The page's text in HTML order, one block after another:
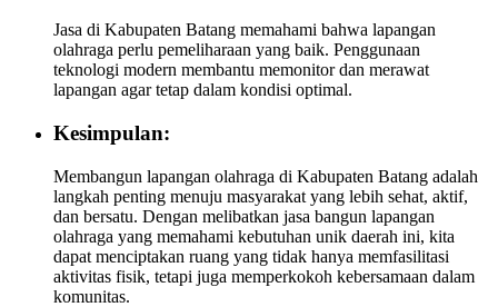
Jasa di Kabupaten Batang memahami bahwa lapangan
olahraga perlu pemeliharaan yang baik. Penggunaan
teknologi modern membantu memonitor dan merawat
lapangan agar tetap dalam kondisi optimal.
Kesimpulan:
Membangun lapangan olahraga di Kabupaten Batang adalah
langkah penting menuju masyarakat yang lebih sehat, aktif,
dan bersatu. Dengan melibatkan jasa bangun lapangan
olahraga yang memahami kebutuhan unik daerah ini, kita
dapat menciptakan ruang yang tidak hanya memfasilitasi
aktivitas fisik, tetapi juga memperkokoh kebersamaan dalam
komunitas.